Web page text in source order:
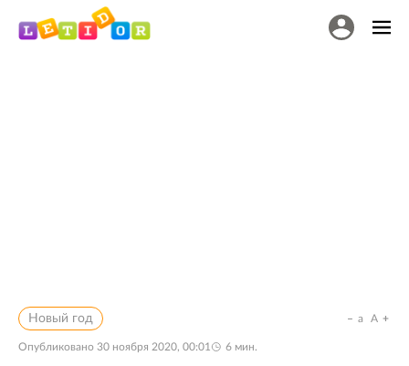
Новый год
Опубликовано 30 ноября 2020, 00:01 6 мин.
a A